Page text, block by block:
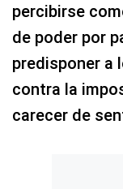
percibirse
de poder por
predisponer a
contra la
carecer de